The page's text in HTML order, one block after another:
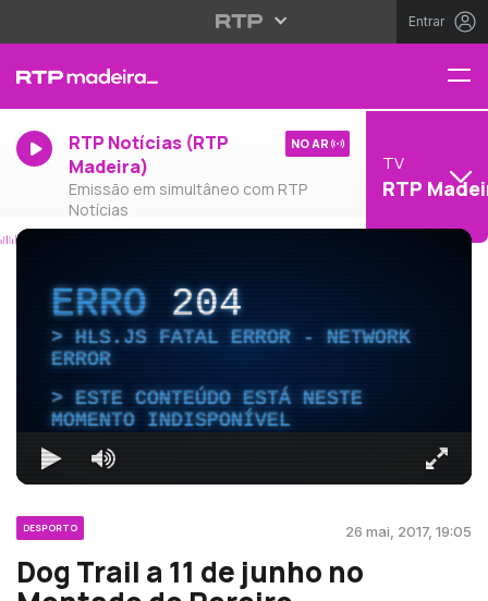
Entrar
RTP Notícias (RTP
Madeira)
Emissão em simultâneo com RTP
Notícias
NO AR
TV
RTP
ERRO204
HLS.JS FATAL ERROR - NETWORK
ERROR
ESTE CONTEÚDO ESTÁ NESTE
MOMENTO INDISPONÍVEL
DESPORTO 26 mai, 2017, 19:05
Dog Trail a 11 de junho no